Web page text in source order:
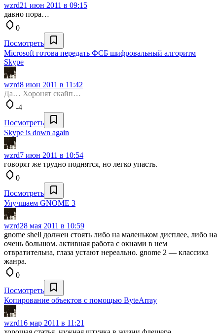
wzrd21 июн 2011 в 09:15
давно пора…
0
Посмотреть
Microsoft готова передать ФСБ шифровальный алгоритм
Skype
wzrd8 июн 2011 в 11:42
Да… Хоронят скайп…
-4
Посмотреть
Skype is down again
wzrd7 июн 2011 в 10:54
говорят же трудно поднятся, но легко упасть.
0
Посмотреть
Улучшаем GNOME 3
wzrd28 мая 2011 в 10:59
gnome shell должен стоять либо на маленьком дисплее, либо на
очень большом. активная работа с окнами в нем
отвратительна, глаза устают нереально. gnome 2 — классика
жанра.
0
Посмотреть
Копирование объектов с помощью ByteArray
wzrd16 мар 2011 в 11:21